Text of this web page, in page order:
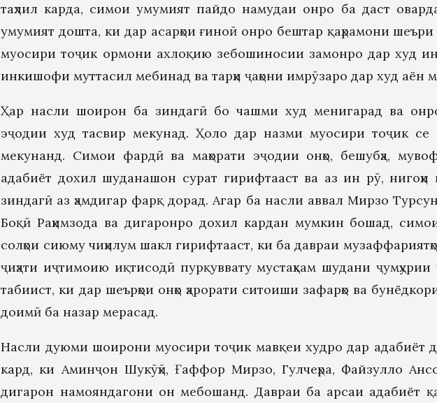
таҳлил карда, симои умумият пайдо намудаи онро ба даст
умумият дошта, ки дар асарҳои ғиноӣ онро бештар қаҳрамони
муосири тоҷик ормони ахлоқию зебошиносии замонро дар худ
инкишофи муттасил мебинад ва тарҳи ҷаҳони имрӯзаро дар худ аён
Ҳар насли шоирон ба зиндагӣ бо чашми худ менигарад ва
эҷодии худ тасвир мекунад. Ҳоло дар назми муосири тоҷик
мекунанд. Симои фардӣ ва маҳорати эҷодии онҳо, бешубҳа,
адабиёт дохил шуданашон сурат гирифтааст ва аз ин рӯ,
зиндагӣ аз ҳамдигар фарқ дорад. Агар ба насли аввал Мирзо
Боқӣ Раҳимзода ва дигаронро дохил кардан мумкин бошад,
солҳои сиюму чиҳилум шакл гирифтааст, ки ба давраи
ҷиҳати иҷтимоию иқтисодӣ пурқуввату мустаҳкам шудани
табиист, ки дар шеърҳои онҳо ҳарорати ситоиши зафарҳо ва
доимӣ ба назар мерасад.
Насли дуюми шоирони муосири тоҷик мавқеи худро дар адабиёт
кард, ки Аминҷон Шукӯҳӣ, Ғаффор Мирзо, Гулчеҳра, Файзулло
дигарон намояндагони он мебошанд. Давраи ба арсаи адабиёт